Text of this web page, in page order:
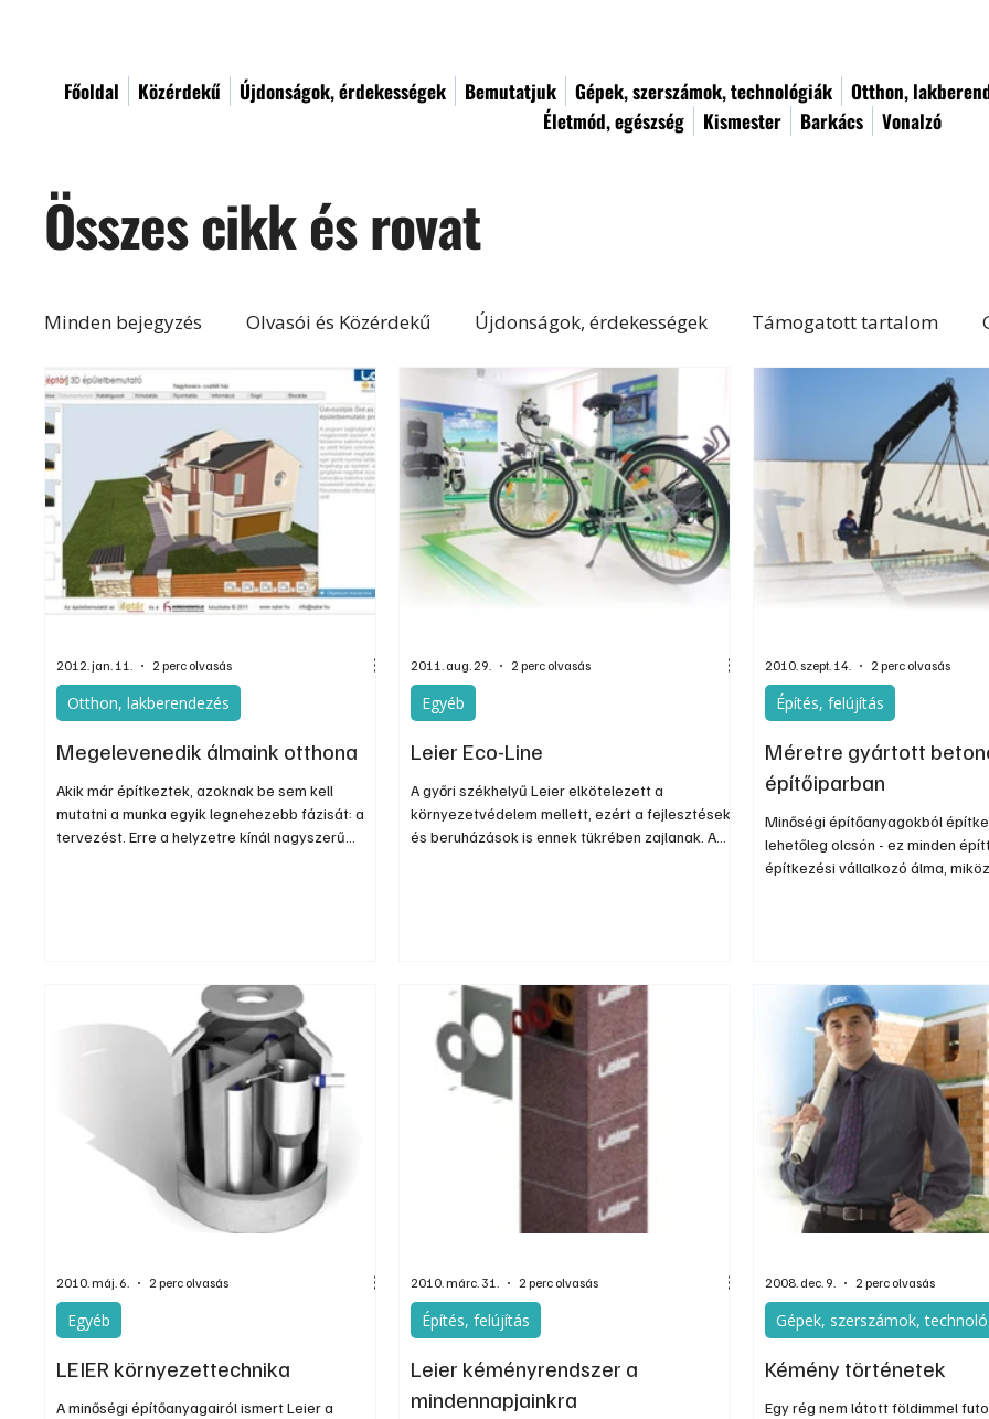
Főoldal Közérdekű Újdonságok, érdekességek Bemutatjuk Gépek, szerszámok, technológiák Otthon,
Életmód, egészség
Kismester Barkács Vonalzó
Összes cikk és rovat
Minden bejegyzés Olvasói és Közérdekű Újdonságok, érdekességek Támogatott tartalom
Építés, felújítás Otthon, lakberendezés Életmód, egészség Női
Egyéb Elektronika Hobby Általános Információs oldal Oldtimer Kiadványok
Megelevenedik álmaink otthona
Akik már építkeztek, azoknak be sem kell
mutatni a munka egyik legnehezebb fázisát: a
tervezést. Erre a helyzetre kínál nagyszerű
Otthon, lakberendezés
2012. jan. 11. 2 perc olvasás
Leier Eco-Line
A győri székhelyű Leier elkötelezett a
környezetvédelem mellett, ezért a fejlesztések
és beruházások is ennek tükrében zajlanak. A
Egyéb
2011. aug. 29. 2 perc olvasás
Méretre gyártott
építőiparban
Minőségi építőanyagokból
lehetőleg olcsón - ez minden
építkezési vállalkozó álma,
magas színvonalon és kiváló ár-
Építés, felújítás
2010. szept. 14. 2 perc olvasás
LEIER környezettechnika
A minőségi építőanyagairól ismert Leier a
Egyéb
2010. máj. 6. 2 perc olvasás
Leier kéményrendszer a
mindennapjainkra
Építés, felújítás
2010. márc. 31. 2 perc olvasás
Kémény történetek
Egy rég nem látott földimmel
Gépek, szerszámok,
2008. dec. 9. 2 perc olvasás